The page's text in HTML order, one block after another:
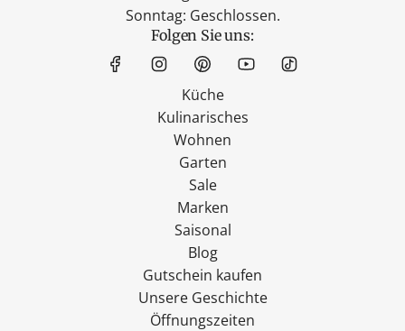
Sonntag: Geschlossen.
Folgen Sie uns:
Küche
Kulinarisches
Wohnen
Garten
Sale
Marken
Saisonal
Blog
Gutschein kaufen
Unsere Geschichte
Öffnungszeiten